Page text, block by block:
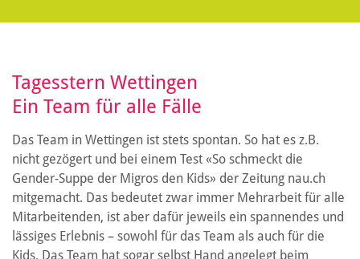
Tagesstern Wettingen
Ein Team für alle Fälle
Das Team in Wettingen ist stets spontan. So hat es z.B.
nicht gezögert und bei einem Test «So schmeckt die
Gender-Suppe der Migros den Kids» der Zeitung nau.ch
mitgemacht. Das bedeutet zwar immer Mehrarbeit für alle
Mitarbeitenden, ist aber dafür jeweils ein spannendes und
lässiges Erlebnis – sowohl für das Team als auch für die
Kids. Das Team hat sogar selbst Hand angelegt beim